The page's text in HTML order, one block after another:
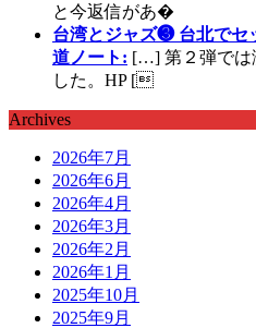
と今返信があ�
台湾とジャズ❸ 台北でセ
道ノート: […] 第２弾では
した。HP [
Archives
2026年7月
2026年6月
2026年4月
2026年3月
2026年2月
2026年1月
2025年10月
2025年9月